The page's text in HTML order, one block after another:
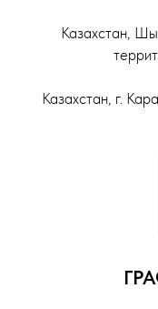
Казахстан,
Казахстан, г.